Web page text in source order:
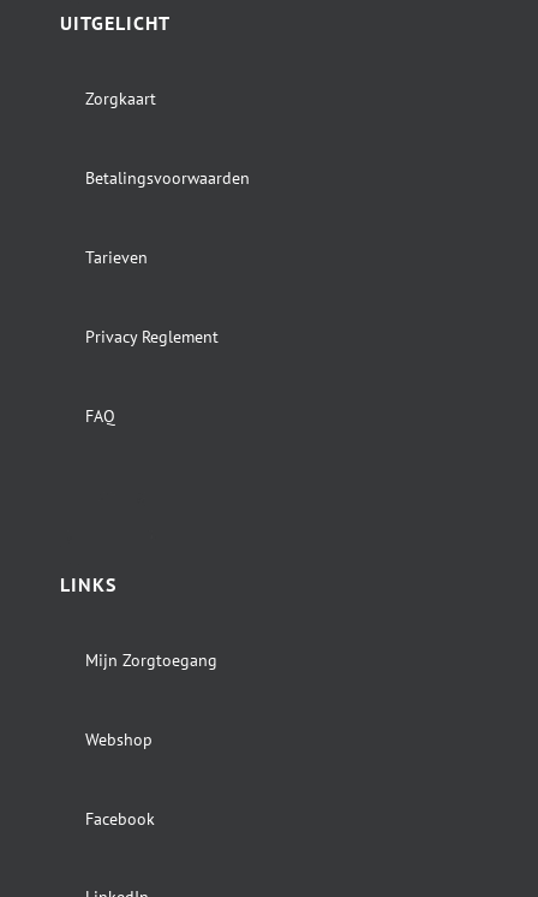
UITGELICHT
Zorgkaart
Betalingsvoorwaarden
Tarieven
Privacy Reglement
FAQ
LINKS
Mijn Zorgtoegang
Webshop
Facebook